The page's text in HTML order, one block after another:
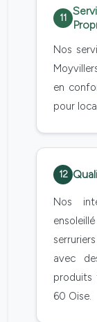
11
Nos
en
pour
12
Nos
avec
produits
60 Oise.